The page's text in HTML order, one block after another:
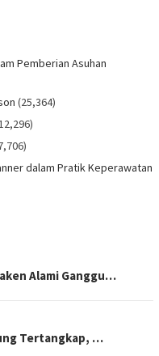
Pemberian Asuhan
(25,364)
dalam Pratik Keperawatan
Alami Ganggu…
Tertangkap, …